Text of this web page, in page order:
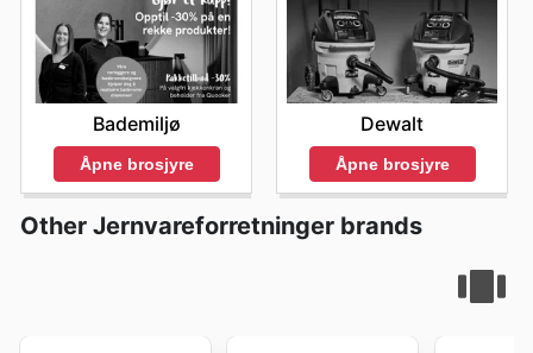
Bademiljø
Åpne brosjyre
Dewalt
Åpne brosjyre
Other Jernvareforretninger brands